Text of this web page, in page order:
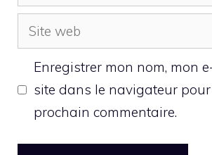
mail
Site
web
Enregistrer mon nom, mon
site dans le navigateur
prochain commentaire.